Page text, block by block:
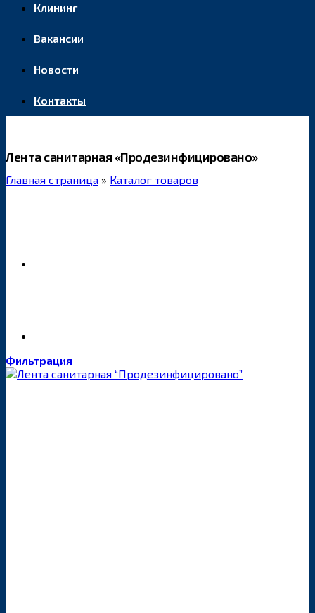
Клининг
Вакансии
Новости
Контакты
Лента санитарная «Продезинфицировано»
Главная страница » Каталог товаров
Фильтрация